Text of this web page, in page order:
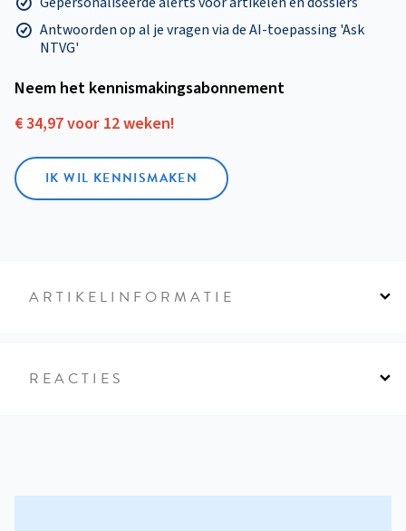
Antwoorden op al je vragen via de AI-toepassing 'Ask
NTVG'
Neem het kennismakings­abonnement
€ 34,97 voor 12 weken!
IK WIL KENNISMAKEN
ARTIKELINFORMATIE
REACTIES